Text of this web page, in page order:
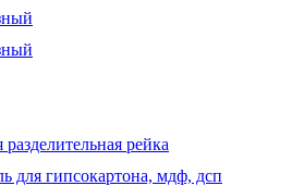
разделительная рейка
для гипсокартона, мдф, дсп